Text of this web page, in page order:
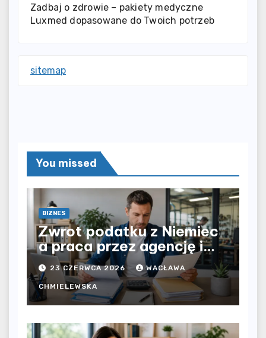
Zadbaj o zdrowie – pakiety medyczne
Luxmed dopasowane do Twoich potrzeb
sitemap
You missed
BIZNES
Zwrot podatku z Niemiec
a praca przez agencję i
bezpośrednio u
pracodawcy – jak
rozliczyć oba źródła
dochodu?
23 CZERWCA 2026 WACŁAWA
CHMIELEWSKA